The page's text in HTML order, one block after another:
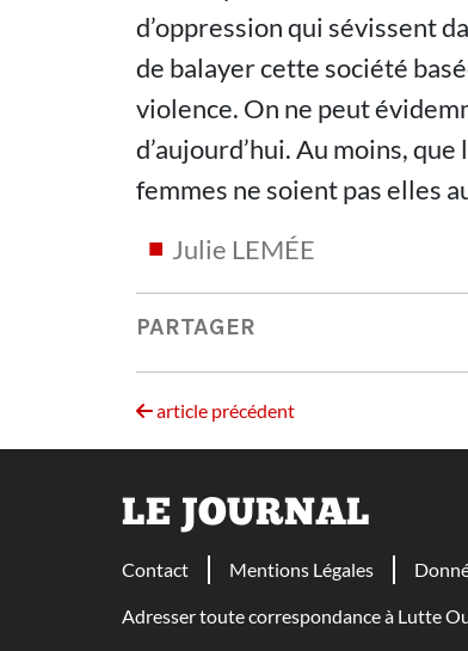
d’oppression qui sévissent
de balayer cette société
violence. On ne peut
d’aujourd’hui. Au moins,
femmes ne soient pas elles
Julie LEMÉE
PARTAGER
article précédent
LE JOURNAL
Contact Mentions Légales
Adresser toute correspondance à Lutte